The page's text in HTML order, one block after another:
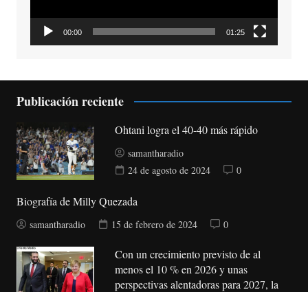
00:00 01:25
Publicación reciente
Ohtani logra el 40-40 más rápido
samantharadio
24 de agosto de 2024
0
Biografía de Milly Quezada
samantharadio 15 de febrero de 2024 0
Con un crecimiento previsto de al
menos el 10 % en 2026 y unas
perspectivas alentadoras para 2027, la